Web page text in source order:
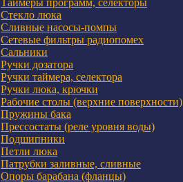
Таймеры программ, селекторы
Стекло люка
Сливные насосы-помпы
Сетевые фильтры радиопомех
Сальники
Ручки дозатора
Ручки таймера, селектора
Ручки люка, крючки
Рабочие столы (верхние поверхности)
Пружины бака
Прессостаты (реле уровня воды)
Подшипники
Петли люка
Патрубки заливные, сливные
Опоры барабана (фланцы)